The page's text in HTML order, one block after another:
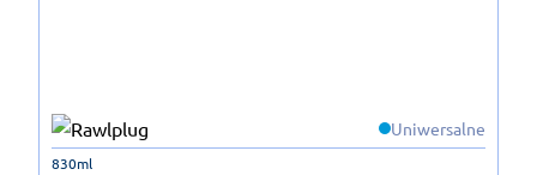
Uniwersalne
830ml